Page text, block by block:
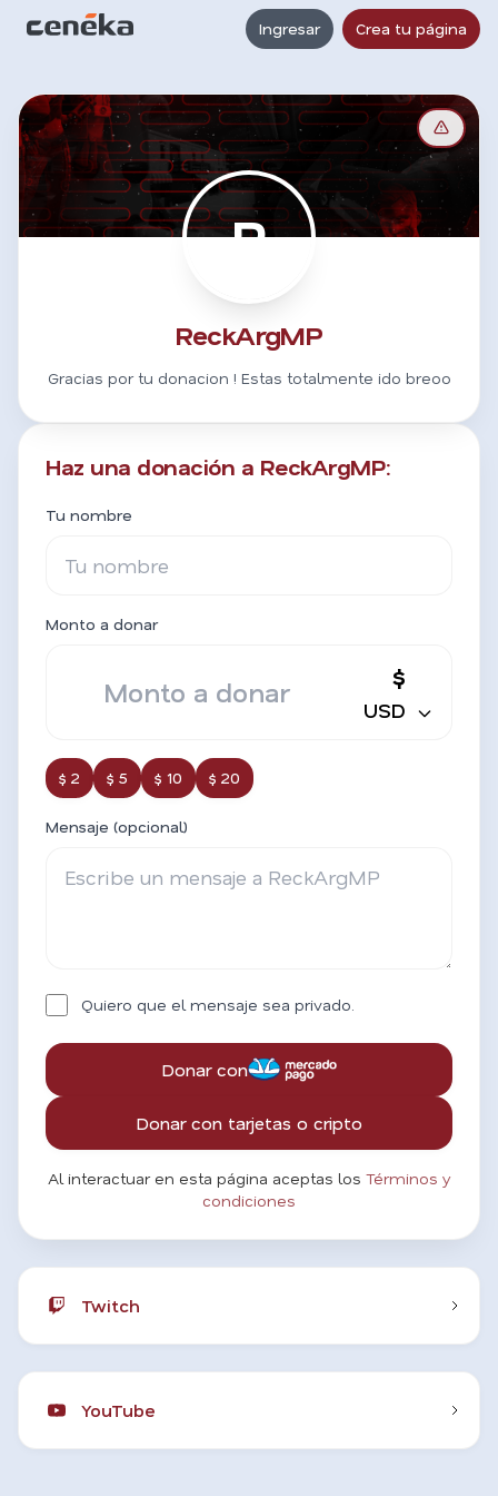
Ingresar Crea tu página
R
ReckArgMP
Gracias por tu donacion ! Estas totalmente ido breoo
Haz una donación a ReckArgMP:
Tu nombre
Monto a donar
$
USD
$ 2 $ 5 $ 10 $ 20
Mensaje (opcional)
Quiero que el mensaje sea privado.
Donar con
Donar con tarjetas o cripto
Al interactuar en esta página aceptas los Términos y
condiciones
Twitch
YouTube